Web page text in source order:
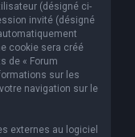
(désigné ci-
invité (désigné
cookie sera créé
de « Forum
sur les
navigation sur le
externes au logiciel